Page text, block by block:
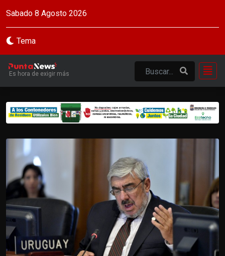
Sabado 8 Agosto 2026
Tema
Es hora de exigir más